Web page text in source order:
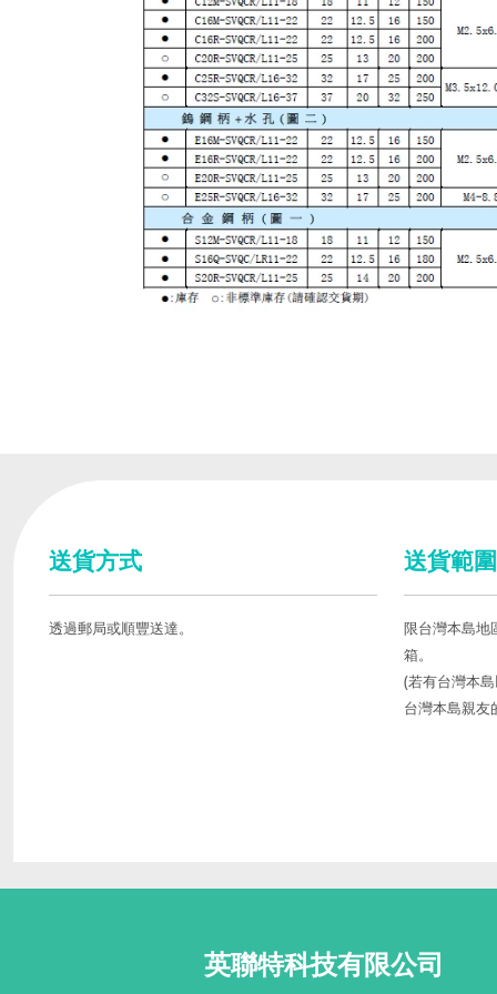
送貨方式
透過郵局或順豐送達。
送貨範圍
限台灣本島地
箱。
(若有台灣本
台灣本島親友
英聯特科技有限公司